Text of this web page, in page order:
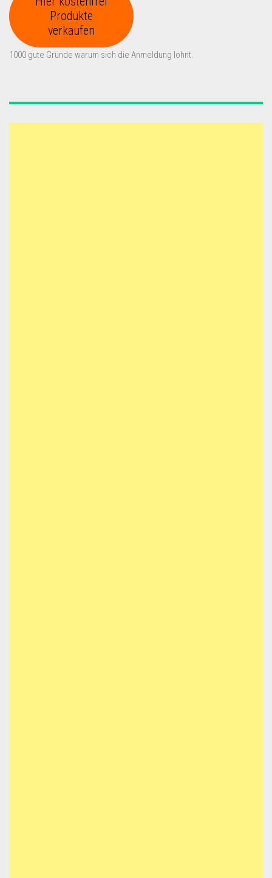
Produkte
verkaufen
1000 gute Gründe warum sich die Anmeldung lohnt.